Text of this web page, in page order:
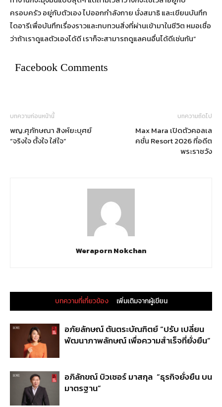
ครอบครัว อยู่กับตัวเอง ไปออกกำลังกาย นั่งสมาธิ และเขียนบันทึก
ไดอารีเพื่อบันทึกเรื่องราวและทบทวนสิ่งที่ผ่านเข้ามาในชีวิต หมอเชื่อ
ว่าถ้าเราดูแลตัวเองได้ดี เราก็จะสามารถดูแลคนอื่นได้ดีเช่นกัน”
Facebook Comments
บทความก่อนหน้านี้
พญ.ศุภักษณา สิงห์ยะบุศย์
“จริงใจ ตั้งใจ ใส่ใจ”
บทความถัดไป
Max Mara เปิดตัวคอลเล
คชั่น Resort 2026 ที่อดีต
พระราชวัง
Weraporn Nokchan
บทความที่เกี่ยวข้อง เพิ่มเติมจากผู้เขียน
อภัยลักษณ์ ตันตระบัณฑิตย์ “ปรับ เปลี่ยน
พัฒนาภาพลักษณ์ เพื่อความสำเร็จที่ยั่งยืน”
อภิลักขณ์ บิวเซอร์ มาสกุล “ธุรกิจยั่งยืน บน
มาตรฐาน”